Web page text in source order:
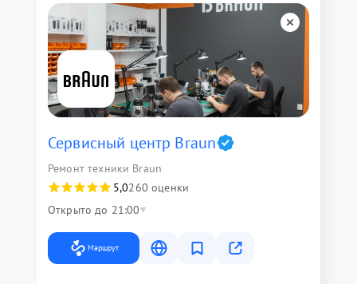
Сервисный центр Braun
Ремонт техники Braun
5,0260 оценки
Открыто до 21:00
Маршрут